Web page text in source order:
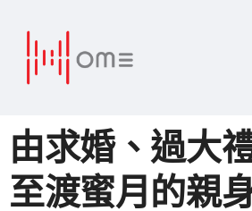
由求婚、過大
至渡蜜月的親